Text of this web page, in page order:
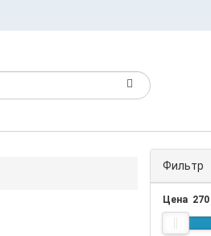
Фильтр
Цена 270